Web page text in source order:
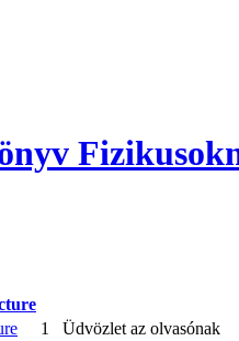
1 Üdvözlet az olvasónak